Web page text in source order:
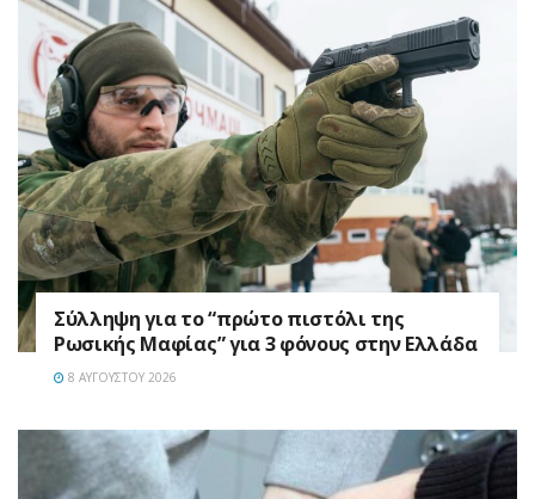
Σύλληψη για το “πρώτο πιστόλι της
Ρωσικής Μαφίας” για 3 φόνους στην Ελλάδα
8 ΑΥΓΟΎΣΤΟΥ 2026